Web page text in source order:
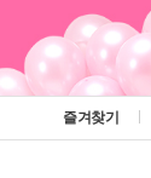
즐겨찾기